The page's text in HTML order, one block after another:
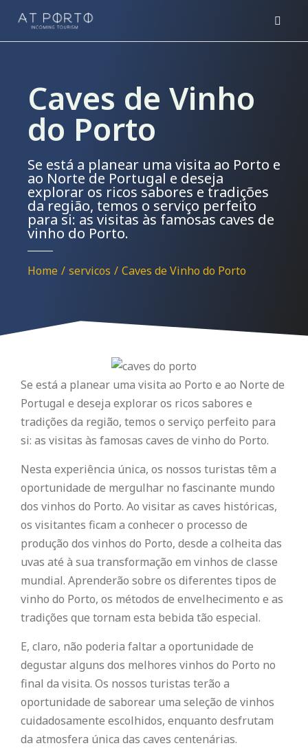
Caves de Vinho
do Porto
Se está a planear uma visita ao Porto e
ao Norte de Portugal e deseja
explorar os ricos sabores e tradições
da região, temos o serviço perfeito
para si: as visitas às famosas caves de
vinho do Porto.
You are here:
Home servicos Caves de Vinho do Porto
Se está a planear uma visita ao Porto e ao Norte de
Portugal e deseja explorar os ricos sabores e
tradições da região, temos o serviço perfeito para
si: as visitas às famosas caves de vinho do Porto.
Nesta experiência única, os nossos turistas têm a
oportunidade de mergulhar no fascinante mundo
dos vinhos do Porto. Ao visitar as caves históricas,
os visitantes ficam a conhecer o processo de
produção dos vinhos do Porto, desde a colheita das
uvas até à sua transformação em vinhos de classe
mundial. Aprenderão sobre os diferentes tipos de
vinho do Porto, os métodos de envelhecimento e as
tradições que tornam esta bebida tão especial.
E, claro, não poderia faltar a oportunidade de
degustar alguns dos melhores vinhos do Porto no
final da visita. Os nossos turistas terão a
oportunidade de saborear uma seleção de vinhos
cuidadosamente escolhidos, enquanto desfrutam
da atmosfera única das caves centenárias.